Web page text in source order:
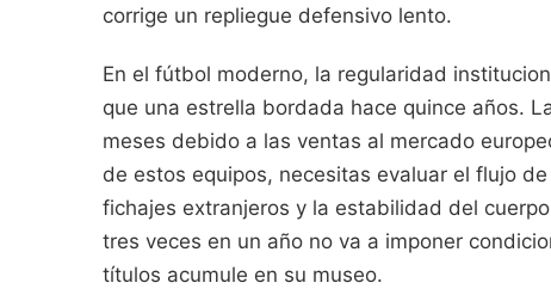
corrige un repliegue defensivo lento.
En el fútbol moderno, la regularidad
que una estrella bordada hace quince años.
meses debido a las ventas al mercado
de estos equipos, necesitas evaluar el flujo
fichajes extranjeros y la estabilidad del
tres veces en un año no va a imponer
títulos acumule en su museo.